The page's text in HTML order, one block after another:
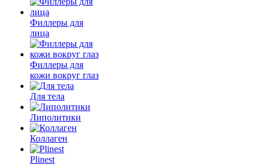
Филлеры для
лица
Филлеры для
кожи вокруг глаз
Для тела
Липолитики
Коллаген
Plinest